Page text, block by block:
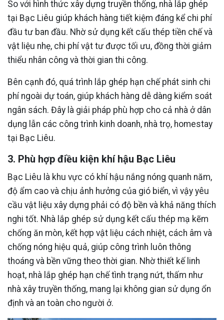
So với hình thức xây dựng truyền thống, nhà lắp ghép
tại Bạc Liêu giúp khách hàng tiết kiệm đáng kể chi phí
đầu tư ban đầu. Nhờ sử dụng kết cấu thép tiền chế và
vật liệu nhẹ, chi phí vật tư được tối ưu, đồng thời giảm
thiểu nhân công và thời gian thi công.
Bên cạnh đó, quá trình lắp ghép hạn chế phát sinh chi
phí ngoài dự toán, giúp khách hàng dễ dàng kiểm soát
ngân sách. Đây là giải pháp phù hợp cho cả nhà ở dân
dụng lẫn các công trình kinh doanh, nhà trọ, homestay
tại Bạc Liêu.
3. Phù hợp điều kiện khí hậu Bạc Liêu
Bạc Liêu là khu vực có khí hậu nắng nóng quanh năm,
độ ẩm cao và chịu ảnh hưởng của gió biển, vì vậy yêu
cầu vật liệu xây dựng phải có độ bền và khả năng thích
nghi tốt. Nhà lắp ghép sử dụng kết cấu thép mạ kẽm
chống ăn mòn, kết hợp vật liệu cách nhiệt, cách âm và
chống nóng hiệu quả, giúp công trình luôn thông
thoáng và bền vững theo thời gian. Nhờ thiết kế linh
hoạt, nhà lắp ghép hạn chế tình trạng nứt, thấm như
nhà xây truyền thống, mang lại không gian sử dụng ổn
định và an toàn cho người ở.